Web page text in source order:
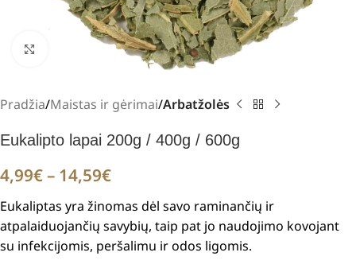
Pradžia Maistas ir gėrimai Arbatžolės
Eukalipto lapai 200g / 400g / 600g
4,99€– 14,59€
Eukaliptas yra žinomas dėl savo raminančių ir
atpalaiduojančių savybių, taip pat jo naudojimo kovojant
su infekcijomis, peršalimu ir odos ligomis.